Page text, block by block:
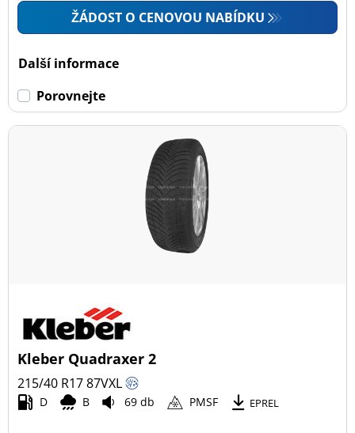
ŽÁDOST O CENOVOU NABÍDKU
Další informace
Porovnejte
Kleber Quadraxer 2
215/40 R1787VXL
D B 69 db PMSF EPREL